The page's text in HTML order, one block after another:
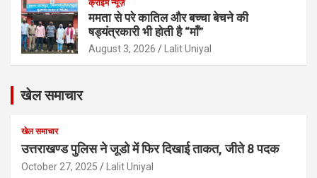
क्राइम न्यूज़
ममता से परे कातिल और बच्चा बेचने की
षड्यंत्रकारी भी होती है “माँ”
August 3, 2026 Lalit Uniyal
खेल समाचार
खेल समाचार
उत्तराखण्ड पुलिस ने जूडो में फिर दिखाई ताकत, जीते 8 पदक
October 27, 2025 Lalit Uniyal